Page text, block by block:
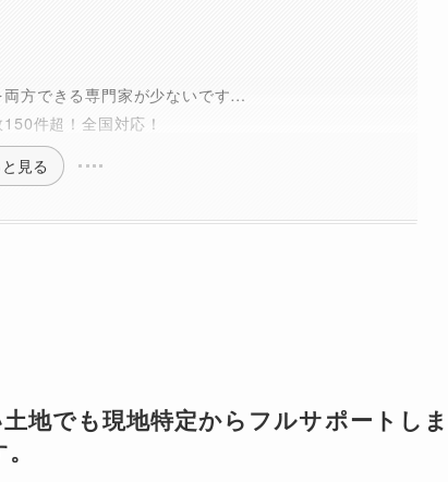
両方できる専門家が少ないです…
件超！全国対応！
見る
地でも現地特定からフルサポートしま